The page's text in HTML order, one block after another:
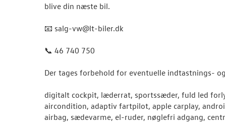
blive din næste bil.
📧 salg-vw@lt-biler.dk
📞 46 740 750
Der tages forbehold for eventuelle indtastnings-
digitalt cockpit, læderrat, sportssæder, fuld led
aircondition, adaptiv fartpilot, apple carplay,
airbag, sædevarme, el-ruder, nøglefri adgang,